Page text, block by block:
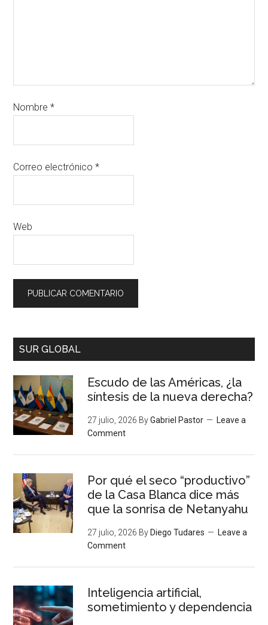
Nombre*
Correo electrónico*
Web
SUR GLOBAL
Escudo de las Américas, ¿la
síntesis de la nueva derecha?
27 julio, 2026 ByGabriel Pastor
Leave a
Comment
Por qué el seco “productivo”
de la Casa Blanca dice más
que la sonrisa de Netanyahu
27 julio, 2026 By Diego Tudares
Leave a
Comment
Inteligencia artificial,
sometimiento y dependencia